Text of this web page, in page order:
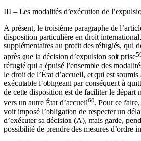
III – Les modalités d’exécution de
A présent, le troisième paragraphe de
disposition particulière en droit
supplémentaires au profit des réfugiés, qui
après que la décision d’expulsion soit prise
réfugié qui a épuisé l’ensemble des
le droit de l’État d’accueil, et qui est
exécutable l’obligeant par conséquent à
de cette disposition est de faciliter le départ
vers un autre État d’accueil60. Pour ce
voit imposé l’obligation de respecter un
d’exécuter sa décision (A), mais garde,
possibilité de prendre des mesures d’ordre